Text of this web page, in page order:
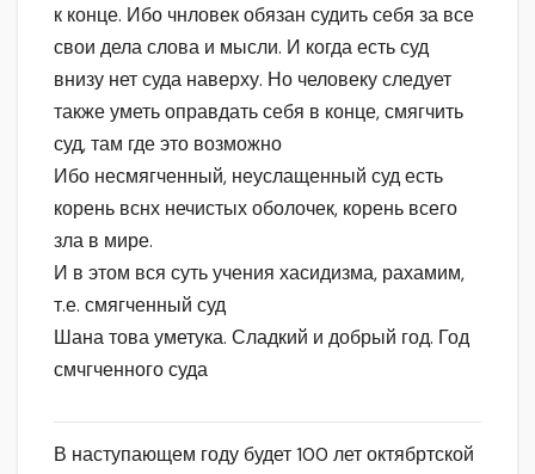
к конце. Ибо чнловек обязан судить себя за все
свои дела слова и мысли. И когда есть суд
внизу нет суда наверху. Но человеку следует
также уметь оправдать себя в конце, смягчить
суд, там где это возможно
Ибо несмягченный, неуслащенный суд есть
корень вснх нечистых оболочек, корень всего
зла в мире.
И в этом вся суть учения хасидизма, рахамим,
т.е. смягченный суд
Шана това уметука. Сладкий и добрый год. Год
смчгченного суда
В наступающем году будет 100 лет октябртской